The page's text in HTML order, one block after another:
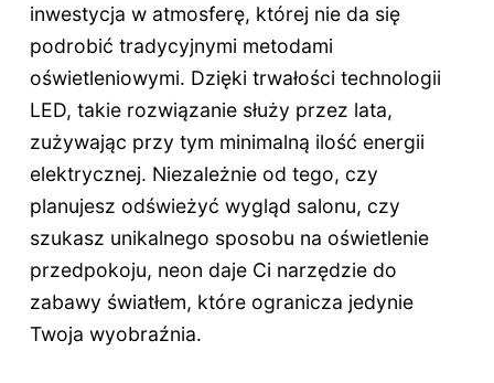
inwestycja w atmosferę, której nie da się
podrobić tradycyjnymi metodami
oświetleniowymi. Dzięki trwałości technologii
LED, takie rozwiązanie służy przez lata,
zużywając przy tym minimalną ilość energii
elektrycznej. Niezależnie od tego, czy
planujesz odświeżyć wygląd salonu, czy
szukasz unikalnego sposobu na oświetlenie
przedpokoju, neon daje Ci narzędzie do
zabawy światłem, które ogranicza jedynie
Twoja wyobraźnia.